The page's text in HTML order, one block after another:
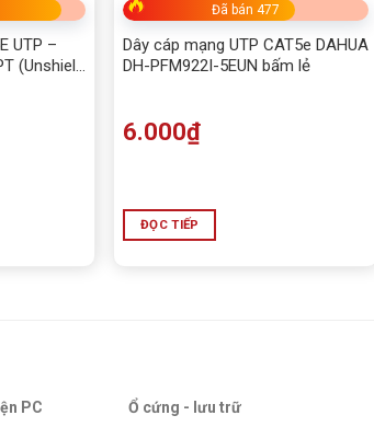
UTP –
(Unshield
Đã bán 477
Dây cáp mạng UTP CAT5e DAHUA
DH-PFM922I-5EUN bấm lẻ
6.000₫
ĐỌC TIẾP
PC Ổ cứng - lưu trữ